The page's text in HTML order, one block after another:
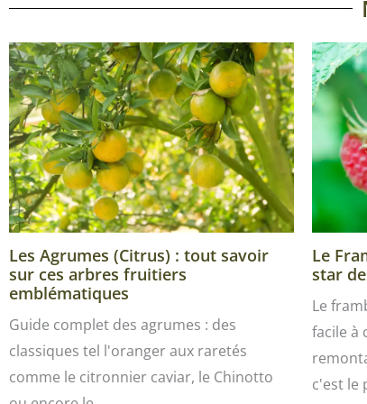
Les Agrumes (Citrus) : tout savoir
sur ces arbres fruitiers
emblématiques
Guide complet des agrumes : des
classiques tel l'oranger aux raretés
comme le citronnier caviar, le Chinotto
Le
star
Le
facile à
c'est le